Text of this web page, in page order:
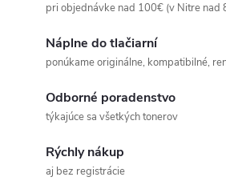
pri objednávke nad 100€ (v Nitre nad
Náplne do tlačiarní
ponúkame originálne, kompatibilné,
Odborné poradenstvo
týkajúce sa všetkých tonerov
Rýchly nákup
aj bez registrácie